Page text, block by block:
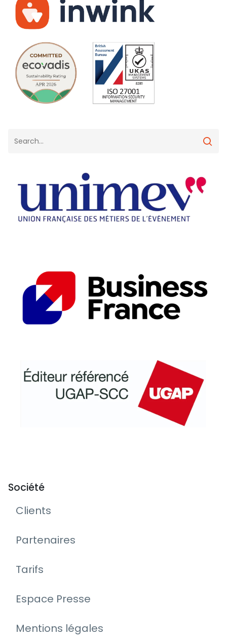
Société
Clients
Partenaires
Tarifs
Espace Presse
Mentions légales